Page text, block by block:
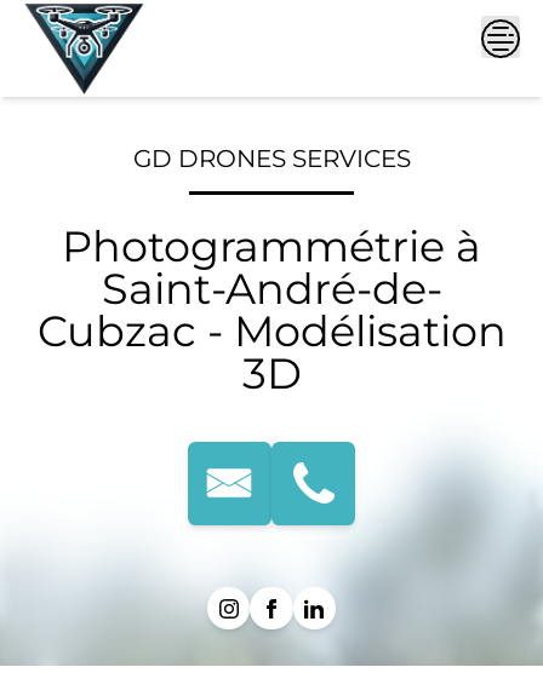
Skip
GD DRONES SERVICES
Photogrammétrie à
Saint-André-de-
Cubzac - Modélisation
3D